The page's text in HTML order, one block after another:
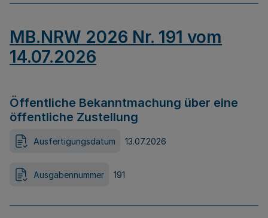
MB.NRW 2026 Nr. 191 vom
14.07.2026
Öffentliche Bekanntmachung über eine
öffentliche Zustellung
Ausfertigungsdatum 13.07.2026
Ausgabennummer 191